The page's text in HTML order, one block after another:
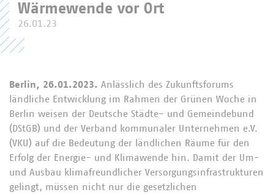
Wärmewende vor Ort
26.01.23
Berlin, 26.01.2023. Anlässlich des Zukunftsforums
ländliche Entwicklung im Rahmen der Grünen Woche in
Berlin weisen der Deutsche Städte- und Gemeindebund
(DStGB) und der Verband kommunaler Unternehmen e.V.
(VKU) auf die Bedeutung der ländlichen Räume für den
Erfolg der Energie- und Klimawende hin. Damit der Um-
und Ausbau klimafreundlicher Versorgungsinfrastrukturen
gelingt, müssen nicht nur die gesetzlichen